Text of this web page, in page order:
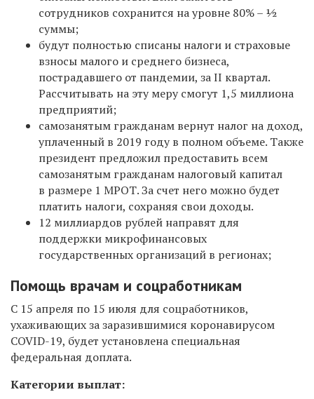
сотрудников сохранится на уровне 80% – ½
суммы;
будут полностью списаны налоги и страховые
взносы малого и среднего бизнеса,
пострадавшего от пандемии, за II квартал.
Рассчитывать на эту меру смогут 1,5 миллиона
предприятий;
cамозанятым гражданам вернут налог на доход,
уплаченный в 2019 году в полном объеме. Также
президент предложил предоставить всем
самозанятым гражданам налоговый капитал
в размере 1 МРОТ. За счет него можно будет
платить налоги, сохраняя свои доходы.
12 миллиардов рублей направят для
поддержки микрофинансовых
государственных организаций в регионах;
Помощь врачам и соцработникам
С 15 апреля по 15 июля для соцработников,
ухаживающих за заразившимися коронавирусом
COVID-19, будет установлена специальная
федеральная доплата.
Категории выплат: